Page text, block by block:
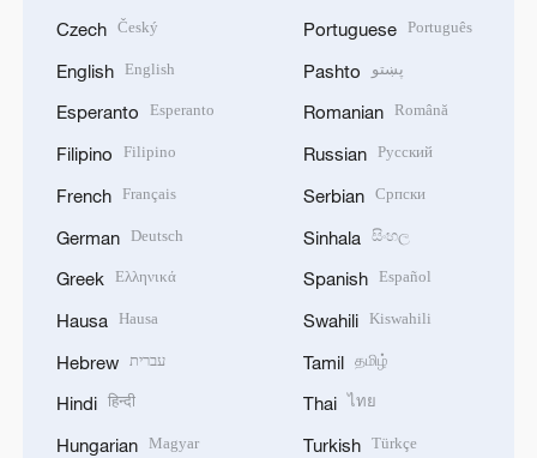
Czech Český
English English
Esperanto Esperanto
Filipino Filipino
French Français
German Deutsch
Greek Ελληνικά
Hausa Hausa
Hebrew עברית
Hindi हिन्दी
Hungarian Magyar
Portuguese Português
Pashto پښتو
Romanian Română
Russian Русский
Serbian Српски
Sinhala සිංහල
Spanish Español
Swahili Kiswahili
Tamil தமிழ்
Thai ไทย
Turkish Türkçe